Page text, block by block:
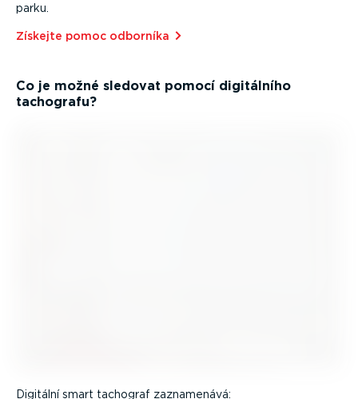
parku.
Získejte pomoc odborníka⁠
Co je možné sledovat pomocí digitálního
tachografu?
Digitální smart tachograf zaznamenává: